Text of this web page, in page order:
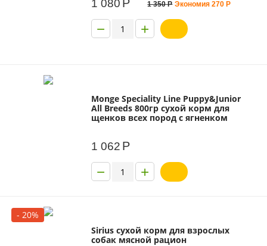
1 080 Р 1 350 Р Экономия270 Р
+
−
Monge Speciality Line Puppy&Junior
All Breeds 800гр сухой корм для
щенков всех пород с ягненком
1 062 Р
+
−
- 20%
Sirius сухой корм для взрослых
собак мясной рацион